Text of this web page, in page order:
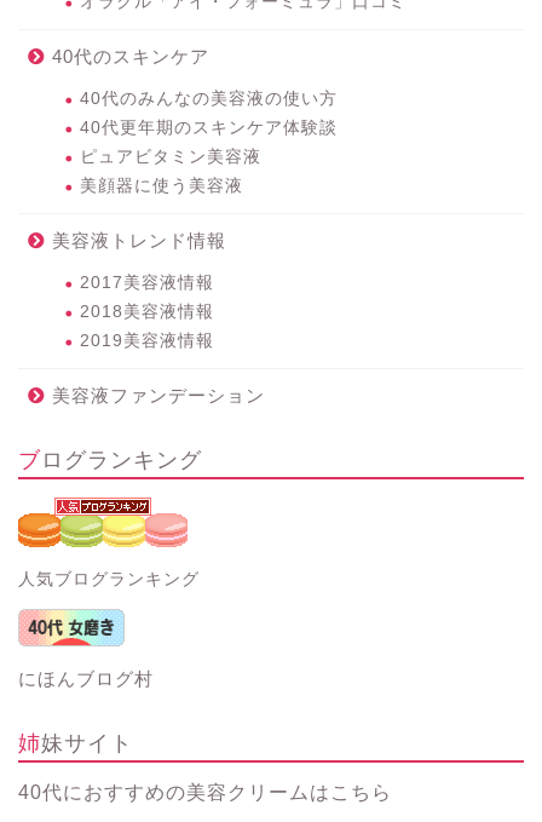
40代のスキンケア
40代のみんなの美容液の使い方
40代更年期のスキンケア体験談
ピュアビタミン美容液
美顔器に使う美容液
美容液トレンド情報
2017美容液情報
2018美容液情報
2019美容液情報
美容液ファンデーション
ブログランキング
人気ブログランキング
にほんブログ村
姉妹サイト
40代におすすめの美容クリーム はこちら